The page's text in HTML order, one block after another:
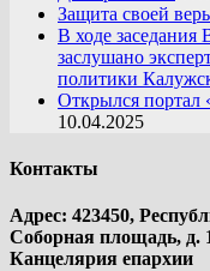
Защита своей
В ходе
заслушано
политики
Открылся портал
10.04.2025
Контакты
Адрес: 423450,
Соборная площадь, д.
Канцелярия епархии